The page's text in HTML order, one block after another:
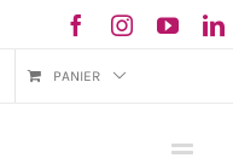
PANIER